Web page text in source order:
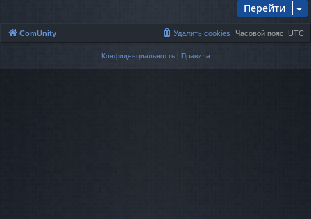
Перейти
ComUnity Часовой пояс: UTC
Удалить cookies
Конфиденциальность| Правила